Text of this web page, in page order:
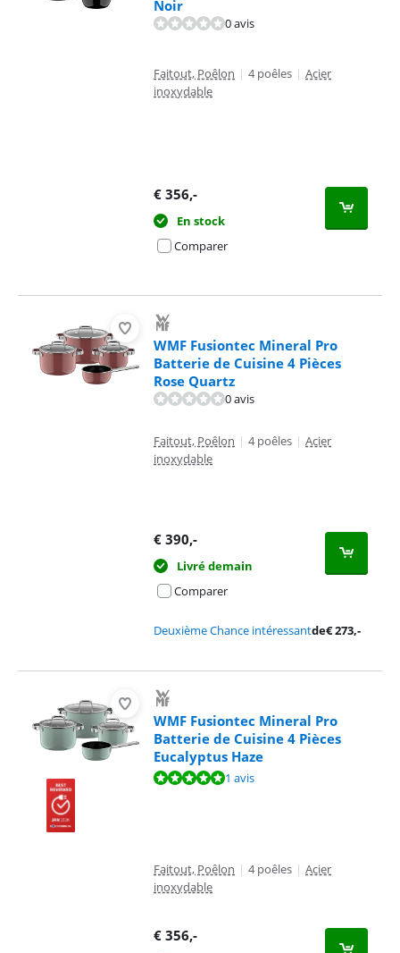
Noir
0 avis
Faitout, Poêlon | 4 poêles | Acier
inoxydable
€ 356,-
En stock
Comparer
WMF Fusiontec Mineral Pro
Batterie de Cuisine 4 Pièces
Rose Quartz
0 avis
Faitout, Poêlon | 4 poêles | Acier
inoxydable
€ 390,-
Livré demain
Comparer
Deuxième Chance intéressantde€273,-
WMF Fusiontec Mineral Pro
Batterie de Cuisine 4 Pièces
Eucalyptus Haze
La note est de 10 sur 10, basée sur 1 avis.1 avis
Faitout, Poêlon | 4 poêles | Acier
inoxydable
€ 356,-